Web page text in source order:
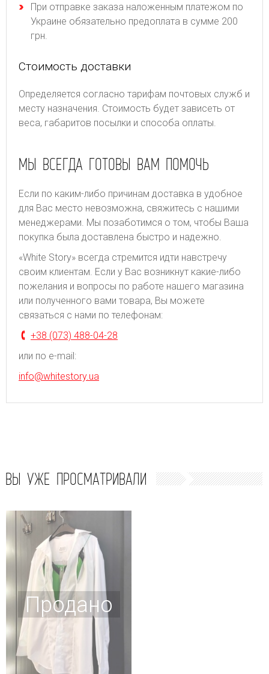
При отправке заказа наложенным платежом по
Украине обязательно предоплата в сумме 200
грн.
Стоимость доставки
Определяется согласно тарифам почтовых служб и
месту назначения. Стоимость будет зависеть от
веса, габаритов посылки и способа оплаты.
МЫ ВСЕГДА ГОТОВЫ ВАМ ПОМОЧЬ
Если по каким-либо причинам доставка в удобное
для Вас место невозможна, свяжитесь с нашими
менеджерами. Мы позаботимся о том, чтобы Ваша
покупка была доставлена быстро и надежно.
«White Story» всегда стремится идти навстречу
своим клиентам. Если у Вас возникнут какие-либо
пожелания и вопросы по работе нашего магазина
или полученного вами товара, Вы можете
связаться с нами по телефонам:
+38 (073) 488-04-28
или по e-mail:
info@whitestory.ua
ВЫ УЖЕ ПРОСМАТРИВАЛИ
Продано